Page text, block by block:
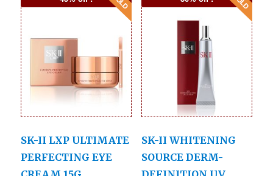
SK-II LXP ULTIMATE
PERFECTING EYE
SK-II WHITENING
SOURCE DERM-